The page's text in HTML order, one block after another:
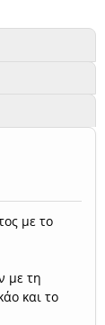
με το
με τη
και το